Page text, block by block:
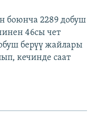
боюнча 2289 добуш
46сы чет
берүү жайлары
кечинде саат